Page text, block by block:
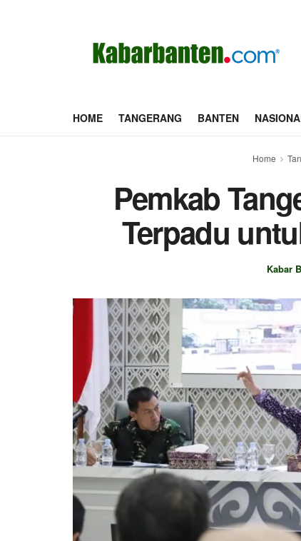
HOME TANGERANG BANTEN
Home
Pemkab
Terpadu
Kabar